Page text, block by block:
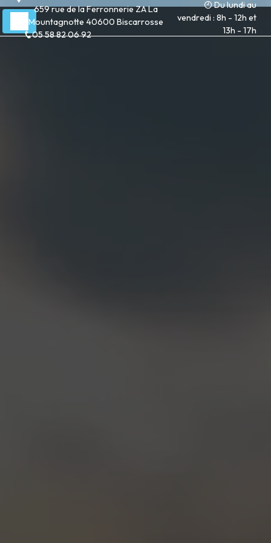
659 rue de la Ferronnerie ZA La
Mountagnotte 40600 Biscarrosse
05 58 82 06 92
Du lundi au
vendredi : 8h - 12h et
13h - 17h
Panneau de gestion des cookies